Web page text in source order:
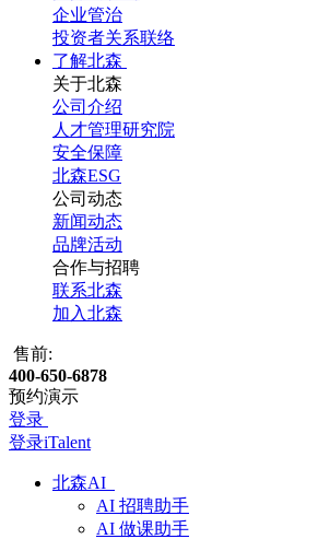
企业管治
投资者关系联络
了解北森
关于北森
公司介绍
人才管理研究院
安全保障
北森ESG
公司动态
新闻动态
品牌活动
合作与招聘
联系北森
加入北森
售前:
400-650-6878
预约演示
登录
登录iTalent
北森AI
AI 招聘助手
AI 做课助手